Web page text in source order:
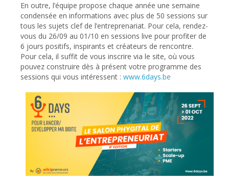
En outre, l’équipe propose chaque année une semaine
condensée en informations avec plus de 50 sessions sur
tous les sujets clef de l’entreprenariat. Pour cela, rendez-
vous du 26/09 au 01/10 en sessions live pour profiter de
6 jours positifs, inspirants et créateurs de rencontre.
Pour cela, il suffit de vous inscrire via le site, où vous
pouvez construire dès à présent votre programme des
sessions qui vous intéressent : www.6days.be